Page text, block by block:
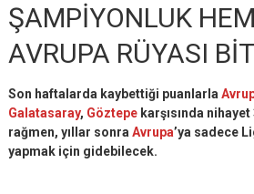
ŞAMPİYONLUK
AVRUPA RÜYASI
Son haftalarda kaybettiği puanlarla
Galatasaray, Göztepe karşısında
rağmen, yıllar sonra Avrupa’ya sadece
yapmak için gidebilecek.